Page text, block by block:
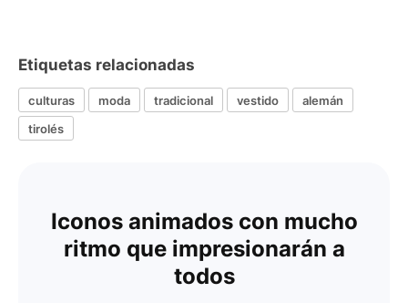
Etiquetas relacionadas
culturas moda tradicional vestido
alemán
tirolés
Iconos animados con mucho
ritmo que impresionarán a
todos